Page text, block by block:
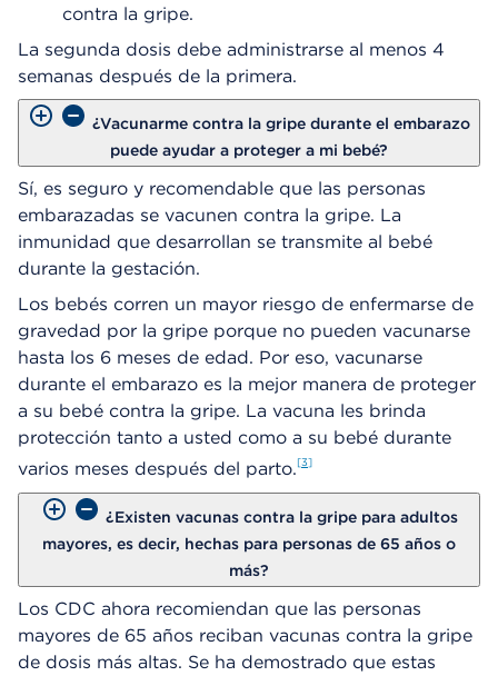
contra la gripe.
La segunda dosis debe administrarse al menos 4
semanas después de la primera.
¿Vacunarme contra la gripe durante el embarazo
puede ayudar a proteger a mi bebé?
Sí, es seguro y recomendable que las personas
embarazadas se vacunen contra la gripe. La
inmunidad que desarrollan se transmite al bebé
durante la gestación.
Los bebés corren un mayor riesgo de enfermarse de
gravedad por la gripe porque no pueden vacunarse
hasta los 6 meses de edad. Por eso, vacunarse
durante el embarazo es la mejor manera de proteger
a su bebé contra la gripe. La vacuna les brinda
protección tanto a usted como a su bebé durante
varios meses después del parto. 3
¿Existen vacunas contra la gripe para adultos
mayores, es decir, hechas para personas de 65 años o
más?
Los CDC ahora recomiendan que las personas
mayores de 65 años reciban vacunas contra la gripe
de dosis más altas. Se ha demostrado que estas